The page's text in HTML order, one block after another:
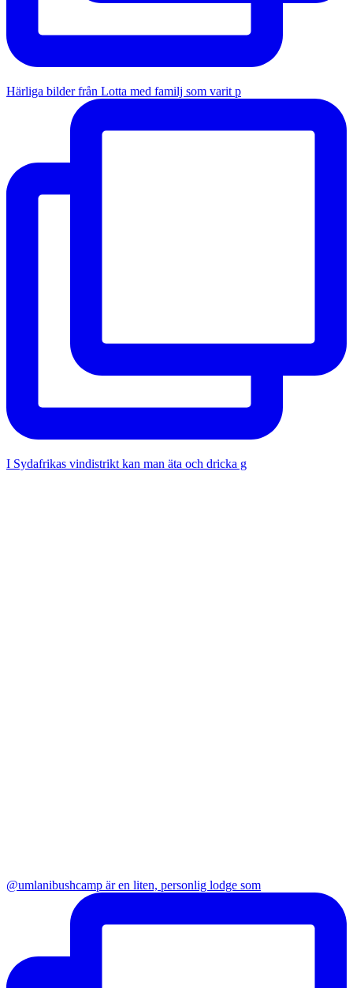
Härliga bilder från Lotta med familj som varit p
I Sydafrikas vindistrikt kan man äta och dricka g
@umlanibushcamp är en liten, personlig lodge som